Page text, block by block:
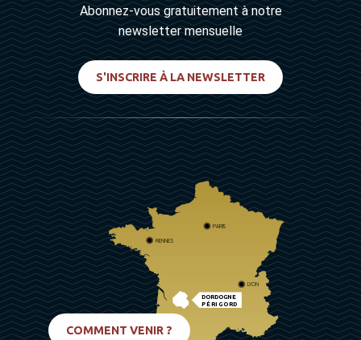
Abonnez-vous gratuitement à notre
newsletter mensuelle
S'INSCRIRE À LA NEWSLETTER
DORDOGNE
PÉRIGORD
PARIS
RENNES
LYON
COMMENT VENIR ?